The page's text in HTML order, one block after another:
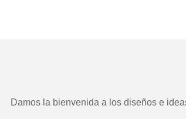
Damos la bienvenida a los diseños e